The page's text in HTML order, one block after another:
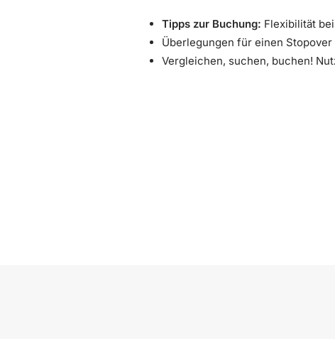
Tipps zur Buchung: Flexibilität
Überlegungen für einen
Vergleichen, suchen, buchen!